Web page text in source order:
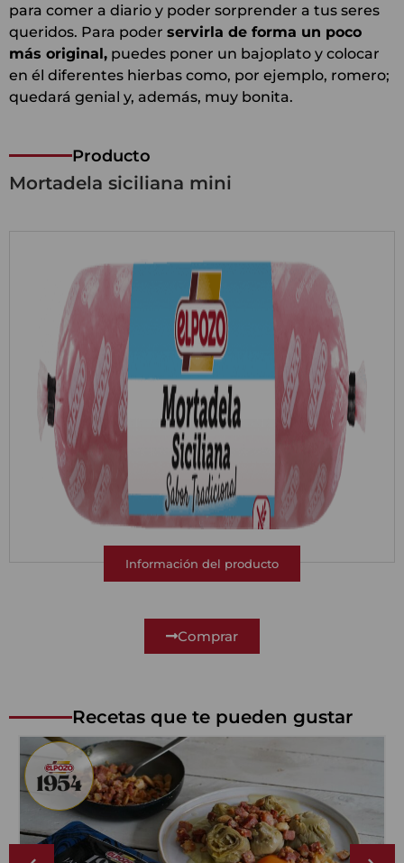
para comer a diario y poder sorprender a tus seres
queridos. Para poder servirla de forma un poco
más original, puedes poner un bajoplato y colocar
en él diferentes hierbas como, por ejemplo, romero;
quedará genial y, además, muy bonita.
Producto
Mortadela siciliana mini
Información del producto
Comprar
Recetas que te pueden gustar